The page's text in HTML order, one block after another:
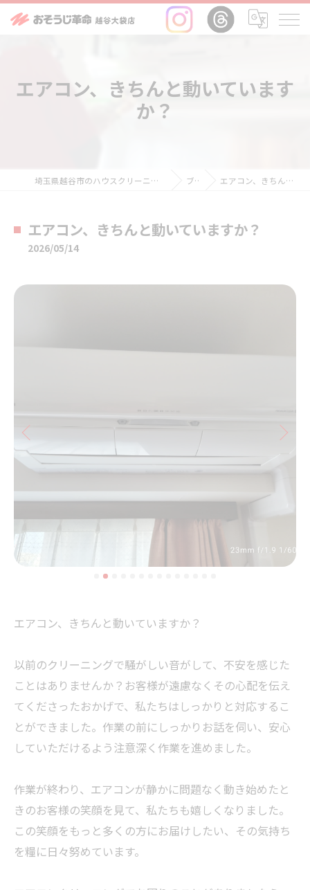
エアコン、きちんと動いています
か？
埼玉県越谷市のハウスクリーニングならおそうじ革命越谷大袋店 ブログ エアコン、きちんと動いていますか？
エアコン、きちんと動いていますか？
2026/05/14
エアコン、きちんと動いていますか？
以前のクリーニングで騒がしい音がして、不安を感じた
ことはありませんか？お客様が遠慮なくその心配を伝え
てくださったおかげで、私たちはしっかりと対応するこ
とができました。作業の前にしっかりお話を伺い、安心
していただけるよう注意深く作業を進めました。
作業が終わり、エアコンが静かに問題なく動き始めたと
きのお客様の笑顔を見て、私たちも嬉しくなりました。
この笑顔をもっと多くの方にお届けしたい、その気持ち
を糧に日々努めています。